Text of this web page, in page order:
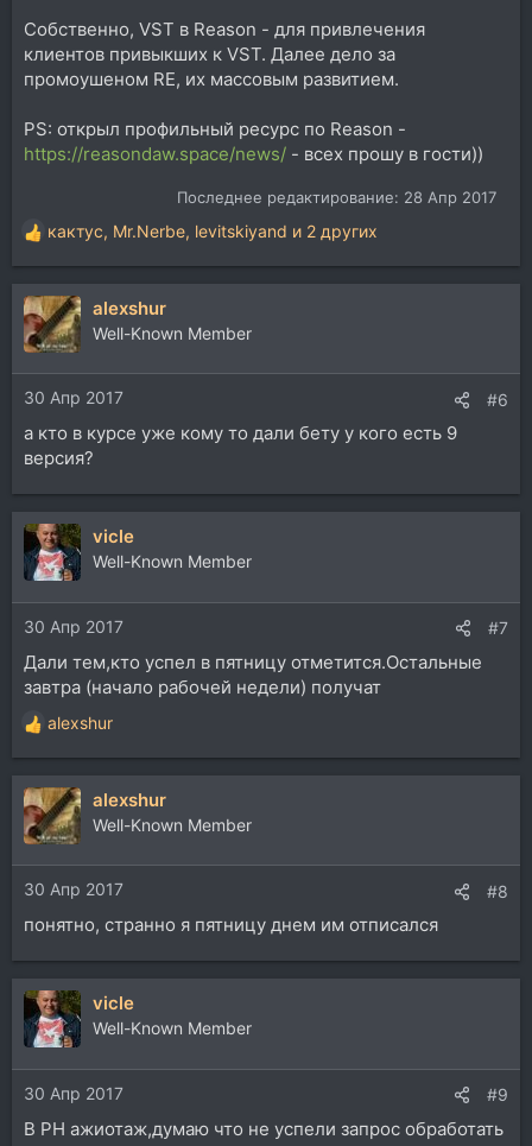
Собственно, VST в Reason - для привлечения
клиентов привыкших к VST. Далее дело за
промоушеном RE, их массовым развитием.
PS: открыл профильный ресурс по Reason -
https://reasondaw.space/news/ - всех прошу в гости))
Последнее редактирование: 28 Апр 2017
Р
е
а
к
ц
и
и
:
кактус, Mr.Nerbe, levitskiyand и 2 других
alexshur
Well-Known Member
30 Апр 2017 #6
а кто в курсе уже кому то дали бету у кого есть 9
версия?
vicle
Well-Known Member
30 Апр 2017 #7
Дали тем,кто успел в пятницу отметится.Остальные
завтра (начало рабочей недели) получат
Р
е
а
к
ц
и
и
:
alexshur
alexshur
Well-Known Member
30 Апр 2017 #8
понятно, странно я пятницу днем им отписался
vicle
Well-Known Member
30 Апр 2017 #9
В PH ажиотаж,думаю что не успели запрос обработать